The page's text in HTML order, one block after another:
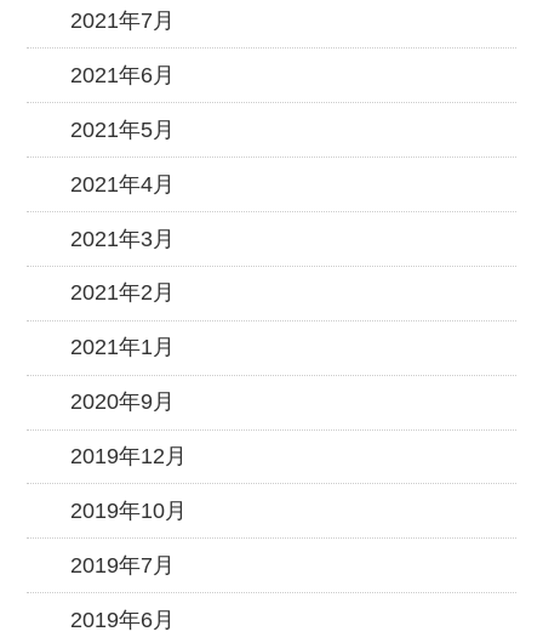
2021年7月
2021年6月
2021年5月
2021年4月
2021年3月
2021年2月
2021年1月
2020年9月
2019年12月
2019年10月
2019年7月
2019年6月